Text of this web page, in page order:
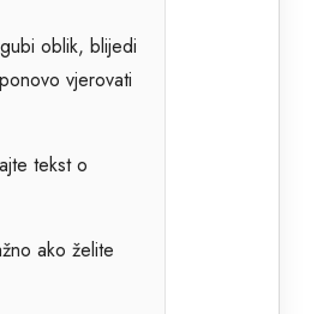
oblik, blijedi
vjerovati
tekst o
ako želite